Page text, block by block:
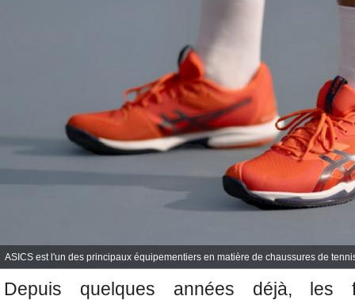
ASICS est l'un des principaux équipementiers en matière de chaussures de
Depuis quelques années déjà, les